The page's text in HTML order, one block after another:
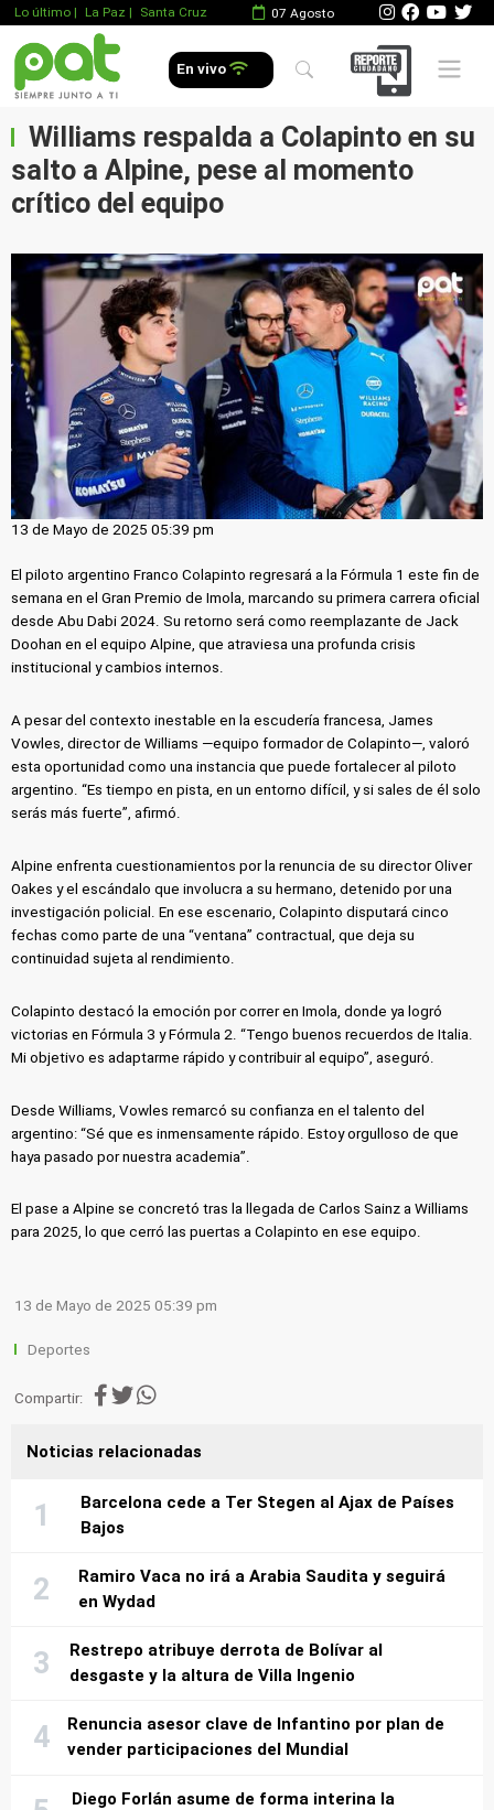
Lo último | La Paz | Santa Cruz 07 Agosto
En vivo Mobile
Williams respalda a Colapinto en su
salto a Alpine, pese al momento
crítico del equipo
13 de Mayo de 2025 05:39 pm
El piloto argentino Franco Colapinto regresará a la Fórmula 1 este fin de
semana en el Gran Premio de Imola, marcando su primera carrera oficial
desde Abu Dabi 2024. Su retorno será como reemplazante de Jack
Doohan en el equipo Alpine, que atraviesa una profunda crisis
institucional y cambios internos.
A pesar del contexto inestable en la escudería francesa, James
Vowles, director de Williams —equipo formador de Colapinto—, valoró
esta oportunidad como una instancia que puede fortalecer al piloto
argentino. “Es tiempo en pista, en un entorno difícil, y si sales de él solo
serás más fuerte”, afirmó.
Alpine enfrenta cuestionamientos por la renuncia de su director Oliver
Oakes y el escándalo que involucra a su hermano, detenido por una
investigación policial. En ese escenario, Colapinto disputará cinco
fechas como parte de una “ventana” contractual, que deja su
continuidad sujeta al rendimiento.
Colapinto destacó la emoción por correr en Imola, donde ya logró
victorias en Fórmula 3 y Fórmula 2. “Tengo buenos recuerdos de Italia.
Mi objetivo es adaptarme rápido y contribuir al equipo”, aseguró.
Desde Williams, Vowles remarcó su confianza en el talento del
argentino: “Sé que es inmensamente rápido. Estoy orgulloso de que
haya pasado por nuestra academia”.
El pase a Alpine se concretó tras la llegada de Carlos Sainz a Williams
para 2025, lo que cerró las puertas a Colapinto en ese equipo.
13 de Mayo de 2025 05:39 pm
Deportes
Compartir:
Noticias relacionadas
Barcelona cede a Ter Stegen al Ajax de Países
Bajos
Ramiro Vaca no irá a Arabia Saudita y seguirá
en Wydad
Restrepo atribuye derrota de Bolívar al
desgaste y la altura de Villa Ingenio
Renuncia asesor clave de Infantino por plan de
vender participaciones del Mundial
Diego Forlán asume de forma interina la